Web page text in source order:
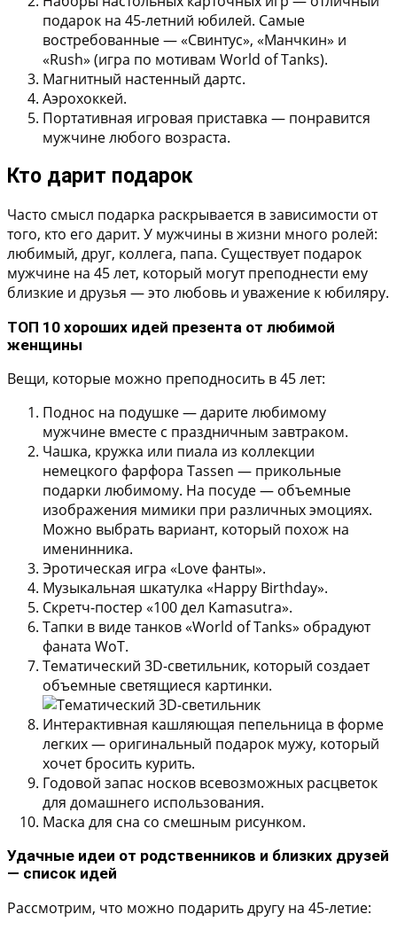
подарок на 45-летний юбилей. Самые
востребованные — «Свинтус», «Манчкин» и
«Rush» (игра по мотивам World of Tanks).
Магнитный настенный дартс.
Аэрохоккей.
Портативная игровая приставка — понравится
мужчине любого возраста.
Кто дарит подарок
Часто смысл подарка раскрывается в зависимости от
того, кто его дарит. У мужчины в жизни много ролей:
любимый, друг, коллега, папа. Существует подарок
мужчине на 45 лет, который могут преподнести ему
близкие и друзья — это любовь и уважение к юбиляру.
ТОП 10 хороших идей презента от любимой
женщины
Вещи, которые можно преподносить в 45 лет:
Поднос на подушке— дарите любимому
мужчине вместе с праздничным завтраком.
Чашка, кружка или пиала из коллекции
немецкого фарфора Tassen — прикольные
подарки любимому. На посуде — объемные
изображения мимики при различных эмоциях.
Можно выбрать вариант, который похож на
именинника.
Эротическая игра «Love фанты».
Музыкальная шкатулка «Happy Birthday».
Скретч-постер «100 дел Kamasutra».
Тапки в виде танков «World of Tanks» обрадуют
фаната WoT.
Тематический 3D-светильник, который создает
объемные светящиеся картинки.
Интерактивная кашляющая пепельница в форме
легких— оригинальный подарок мужу, который
хочет бросить курить.
Годовой запас носков всевозможных расцветок
для домашнего использования.
Маска для сна со смешным рисунком.
Удачные идеи от родственников и близких друзей
— список идей
Рассмотрим, что можно подарить другу на 45-летие: